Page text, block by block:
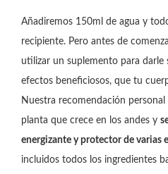
Añadiremos 150ml de agua y
recipiente. Pero antes de
utilizar un suplemento para
efectos beneficiosos, que tu
Nuestra recomendación
planta que crece en los andes y
energizante y protector de varias
incluidos todos los ingredientes